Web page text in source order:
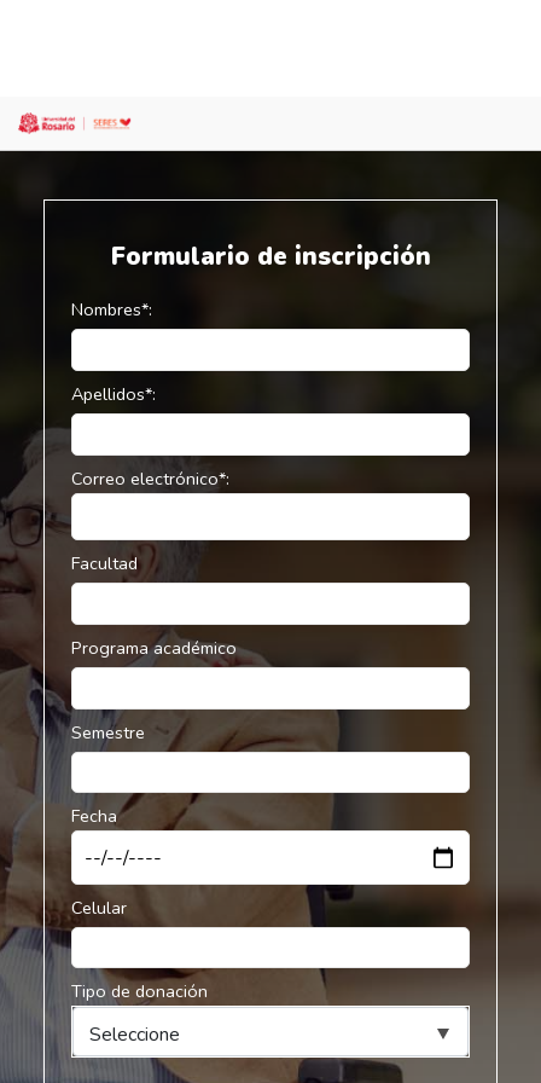
Pasar al contenido principal
Formulario de inscripción
Nombres*:
Apellidos*:
Correo electrónico*:
Facultad
Programa académico
Semestre
Fecha
Celular
Tipo de donación